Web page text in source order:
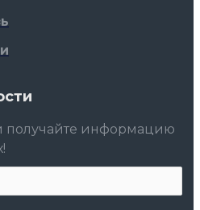
получайте информацию